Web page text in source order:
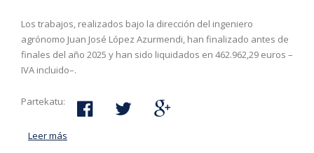
Los trabajos, realizados bajo la dirección del ingeniero
agrónomo Juan José López Azurmendi, han finalizado antes de
finales del año 2025 y han sido liquidados en 462.962,29 euros –
IVA incluido–.
Partekatu:
Leer más